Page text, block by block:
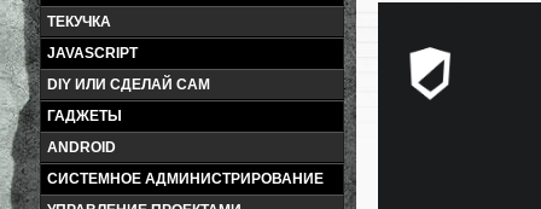
ТЕКУЧКА
JAVASCRIPT
DIY ИЛИ СДЕЛАЙ САМ
ГАДЖЕТЫ
ANDROID
СИСТЕМНОЕ АДМИНИСТРИРОВАНИЕ